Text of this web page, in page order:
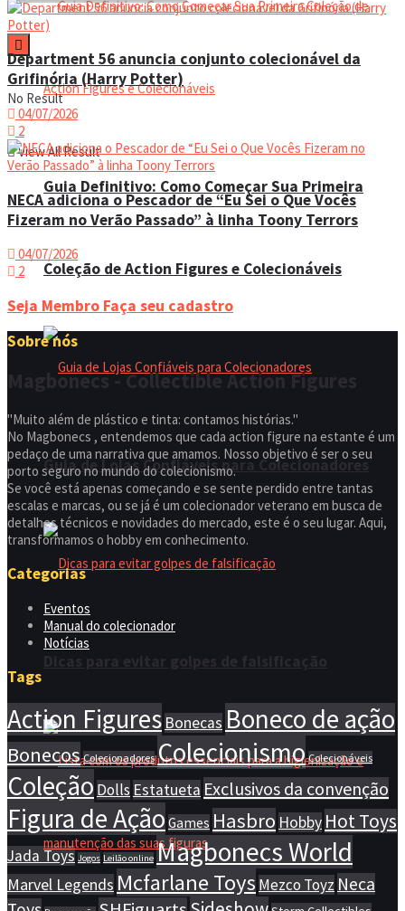
Guia Definitivo: Como Começar Sua Primeira
Coleção de Action Figures e Colecionáveis
Guia de Lojas Confiáveis para Colecionadores
No Result
View All Result
Department 56 anuncia conjunto colecionável da
Grifinória (Harry Potter)
04/07/2026
2
NECA adiciona o Pescador de “Eu Sei o Que Vocês
Fizeram no Verão Passado” à linha Toony Terrors
04/07/2026
2
Seja Membro Faça seu cadastro
Sobre nós
Magbonecs - Collectible Action Figures
"Muito além de plástico e tinta: contamos histórias."
No Magbonecs , entendemos que cada action figure na estante é um
pedaço de uma narrativa que amamos. Nosso objetivo é ser o seu
porto seguro no mundo do colecionismo.
Se você está apenas começando e se sente perdido entre tantas
escalas e marcas, ou se já é um colecionador veterano em busca de
detalhes técnicos e novidades do mercado, este é o seu lugar. Aqui,
transformamos o hobby em conhecimento.
Categorias
Eventos
Manual do colecionador
Notícias
Tags
Action Figures Bonecas Boneco de ação
Bonecos Colecionadores Colecionismo Colecionáveis
Coleção Dolls Estatueta Exclusivos da convenção
Figura de Ação Games Hasbro Hobby Hot Toys
Jada Toys Jogos Leilão online Magbonecs World
Marvel Legends Mcfarlane Toys Mezco Toyz Neca